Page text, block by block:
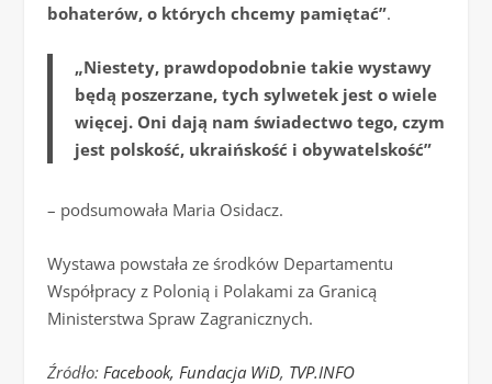
bohaterów, o których chcemy pamiętać”.
„Niestety, prawdopodobnie takie wystawy
będą poszerzane, tych sylwetek jest o wiele
więcej. Oni dają nam świadectwo tego, czym
jest polskość, ukraińskość i obywatelskość”
– podsumowała Maria Osidacz.
Wystawa powstała ze środków Departamentu
Współpracy z Polonią i Polakami za Granicą
Ministerstwa Spraw Zagranicznych.
Źródło: Facebook, Fundacja WiD, TVP.INFO